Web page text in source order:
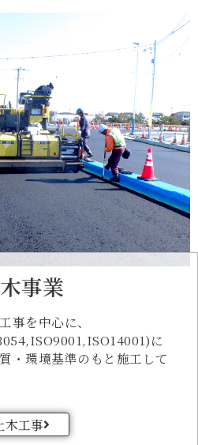
事業
事を中心に、
に
・環境基準のもと施工して
木工事